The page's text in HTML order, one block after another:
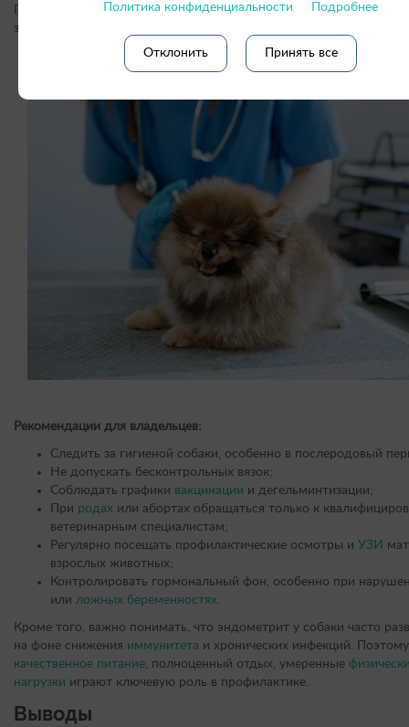
Профилактические меры основаны на поддержании
здоровья и исключении факторов риска.
Рекомендации для владельцев:
Следить за гигиеной собаки, особенно в послеродовый
Не допускать бесконтрольных вязок;
Соблюдать графики вакцинации и дегельминтизации;
При родах или абортах обращаться только к
ветеринарным специалистам;
Регулярно посещать профилактические осмотры и УЗИ
взрослых животных;
Контролировать гормональный фон, особенно при
или ложных беременностях.
Кроме того, важно понимать, что эндометрит у собаки часто
на фоне снижения иммунитета и хронических инфекций. Поэтому
качественное питание, полноценный отдых, умеренные
нагрузки играют ключевую роль в профилактике.
Выводы
Политика конфиденциальности Подробнее
Отклонить Принять все